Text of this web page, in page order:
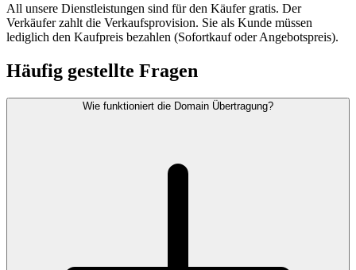
All unsere Dienstleistungen sind für den Käufer gratis. Der
Verkäufer zahlt die Verkaufsprovision. Sie als Kunde müssen
lediglich den Kaufpreis bezahlen (Sofortkauf oder Angebotspreis).
Häufig gestellte Fragen
Wie funktioniert die Domain Übertragung?